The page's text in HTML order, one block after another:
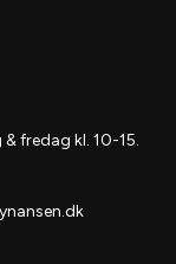
fredag kl. 10-15.